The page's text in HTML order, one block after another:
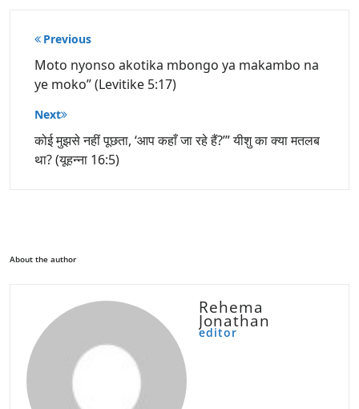
Post
navigation
Previous
Moto nyonso akotika mbongo ya makambo na
ye moko” (Levitike 5:17)
Next
कोई मुझसे नहीं पूछता, ‘आप कहाँ जा रहे हैं?’” यीशु का क्या मतलब
था? (यूहन्ना 16:5)
About the author
Rehema
Jonathan
editor